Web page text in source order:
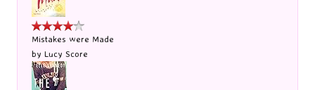
Mistakes were Made
by Lucy Score